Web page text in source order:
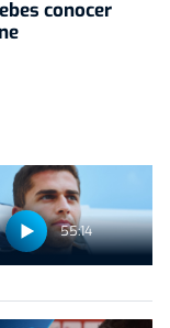
conocer
55:14